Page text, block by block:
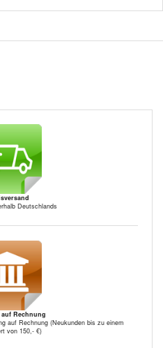
Deutschlands
Rechnung
auf Rechnung (Neukunden bis zu einem
von 150,- €)